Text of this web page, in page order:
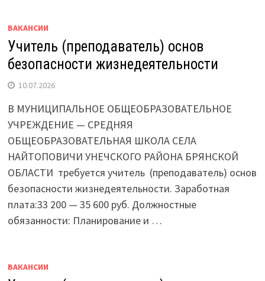
ВАКАНСИИ
Учитель (преподаватель) основ
безопасности жизнедеятельности
10.07.2026
В МУНИЦИПАЛЬНОЕ ОБЩЕОБРАЗОВАТЕЛЬНОЕ
УЧРЕЖДЕНИЕ — СРЕДНЯЯ
ОБЩЕОБРАЗОВАТЕЛЬНАЯ ШКОЛА СЕЛА
НАЙТОПОВИЧИ УНЕЧСКОГО РАЙОНА БРЯНСКОЙ
ОБЛАСТИ требуется учитель (преподаватель) основ
безопасности жизнедеятельности. Заработная
плата:33 200 — 35 600 руб. Должностные
обязанности: Планирование и …
ВАКАНСИИ